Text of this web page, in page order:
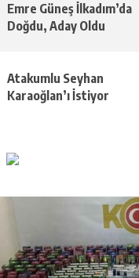
Emre Güneş İlkadım’da
Doğdu, Aday Oldu
Atakumlu Seyhan
Karaoğlan’ı İstiyor